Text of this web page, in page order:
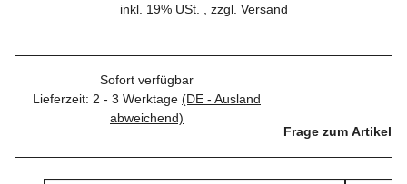
inkl. 19% USt. , zzgl. Versand
Sofort verfügbar
Lieferzeit: 2 - 3 Werktage (DE - Ausland
abweichend)
Frage zum Artikel